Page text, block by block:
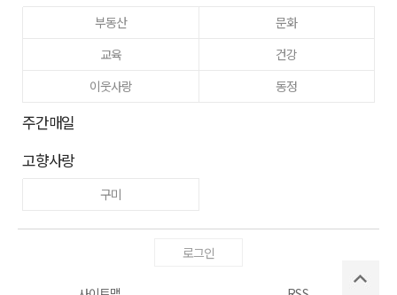
부동산
문화
교육
건강
이웃사랑
동정
주간매일
고향사랑
구미
로그인